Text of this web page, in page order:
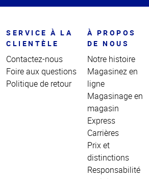
SERVICE À LA
CLIENTÈLE
Contactez-nous
Foire aux questions
Politique de retour
À PROPOS
DE NOUS
Notre histoire
Magasinez en
ligne
Magasinage en
magasin
Express
Carrières
Prix et
distinctions
Responsabilité